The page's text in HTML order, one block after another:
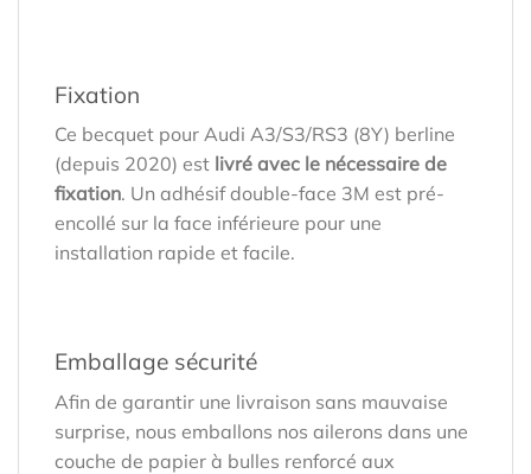
Fixation
Ce becquet pour Audi A3/S3/RS3 (8Y) berline
(depuis 2020) est livré avec le nécessaire de
fixation. Un adhésif double-face 3M est pré-
encollé sur la face inférieure pour une
installation rapide et facile.
Emballage sécurité
Afin de garantir une livraison sans mauvaise
surprise, nous emballons nos ailerons dans une
couche de papier à bulles renforcé aux